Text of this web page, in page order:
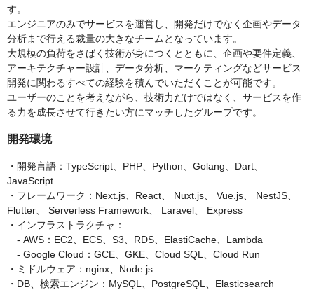
す。
エンジニアのみでサービスを運営し、開発だけでなく企画やデータ
分析まで行える裁量の大きなチームとなっています。
大規模の負荷をさばく技術が身につくとともに、企画や要件定義、
アーキテクチャー設計、データ分析、マーケティングなどサービス
開発に関わるすべての経験を積んでいただくことが可能です。
ユーザーのことを考えながら、技術力だけではなく、サービスを作
る力を成長させて行きたい方にマッチしたグループです。
開発環境
・開発言語：TypeScript、PHP、Python、Golang、Dart、
JavaScript
・フレームワーク：Next.js、React、 Nuxt.js、 Vue.js、 NestJS、
Flutter、 Serverless Framework、 Laravel、 Express
・インフラストラクチャ：
- AWS：EC2、ECS、S3、RDS、ElastiCache、Lambda
- Google Cloud：GCE、GKE、Cloud SQL、Cloud Run
・ミドルウェア：nginx、Node.js
・DB、検索エンジン：MySQL、PostgreSQL、Elasticsearch